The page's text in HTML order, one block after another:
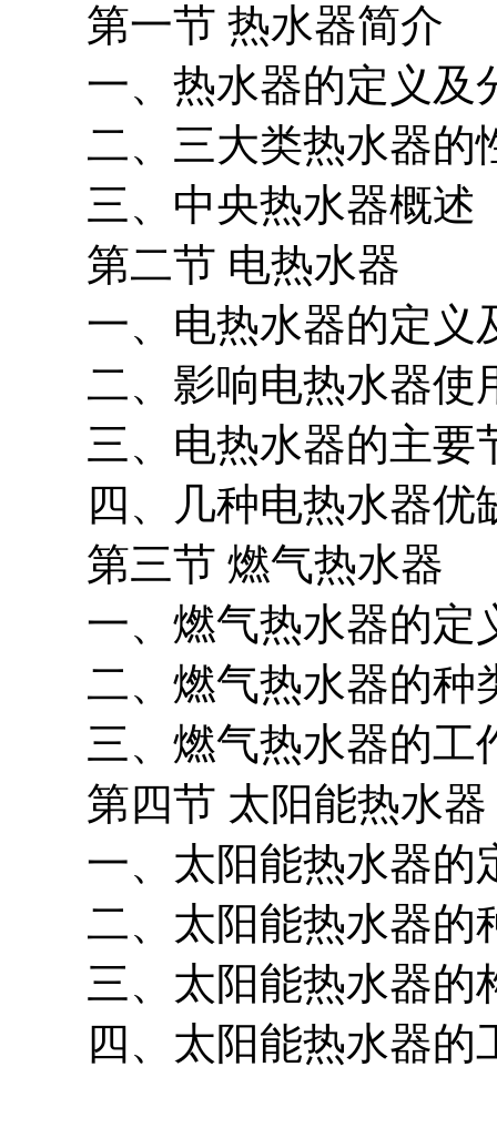
第一节 热水器简介
一、热水器的定义及
二、三大类热水器的
三、中央热水器概述
第二节 电热水器
一、电热水器的定义
二、影响电热水器使
三、电热水器的主要
四、几种电热水器优
第三节 燃气热水器
一、燃气热水器的定
二、燃气热水器的种
三、燃气热水器的工
第四节 太阳能热水器
一、太阳能热水器的
二、太阳能热水器的
三、太阳能热水器的
四、太阳能热水器的